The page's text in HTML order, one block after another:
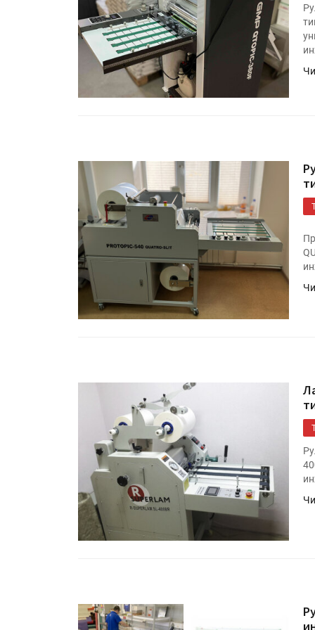
IPSA 2026 приглашает за
поставщиками и новыми
решениями для брендов
Kairos выпускает станцию
смешения красок Ada Color